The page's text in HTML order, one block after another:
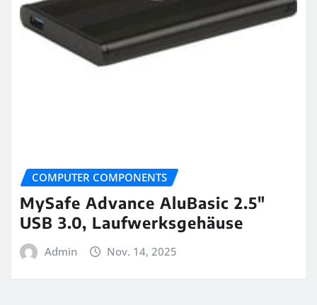
COMPUTER COMPONENTS
MySafe Advance AluBasic 2.5″
USB 3.0, Laufwerksgehäuse
Admin Nov. 14, 2025